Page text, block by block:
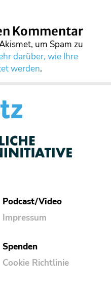
Kommentar
um Spam zu
darüber, wie Ihre
werden.
Podcast/Video
Impressum
Spenden
Cookie Richtlinie